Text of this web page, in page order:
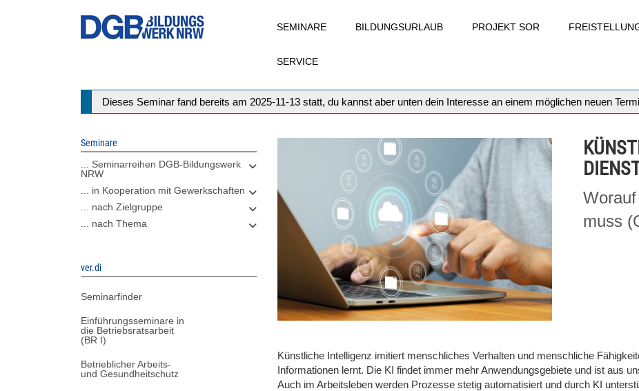
SEMINARE BILDUNGSURLAUB PROJEKT SOR
SERVICE
Statusmeldung
Dieses Seminar fand bereits am 2025-11-13 statt, du kannst aber unten dein Interesse an einem möglichen neuen
Seminare
... Seminarreihen DGB-Bildungswerk
NRW
... in Kooperation mit Gewerkschaften
... nach Zielgruppe
... nach Thema
ver.di
Seminarfinder
Einführungsseminare in
die Betriebsratsarbeit
(BR I)
Betrieblicher Arbeits-
und Gesundheitschutz
muss
Künstliche Intelligenz imitiert menschliches Verhalten und menschliche
Informationen lernt. Die KI findet immer mehr Anwendungsgebiete und ist aus
Auch im Arbeitsleben werden Prozesse stetig automatisiert und durch KI